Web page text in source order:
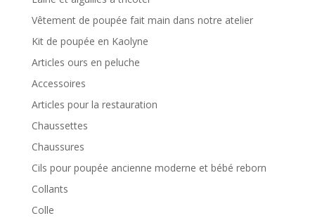
Vêtement de poupée fait main dans notre atelier
Kit de poupée en Kaolyne
Articles ours en peluche
Accessoires
Articles pour la restauration
Chaussettes
Chaussures
Cils pour poupée ancienne moderne et bébé reborn
Collants
Colle